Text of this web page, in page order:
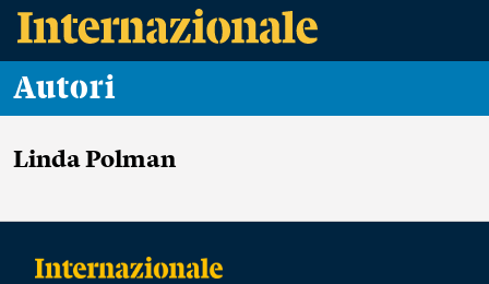
Autori
Linda Polman